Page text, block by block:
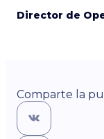
Director de
Comparte la